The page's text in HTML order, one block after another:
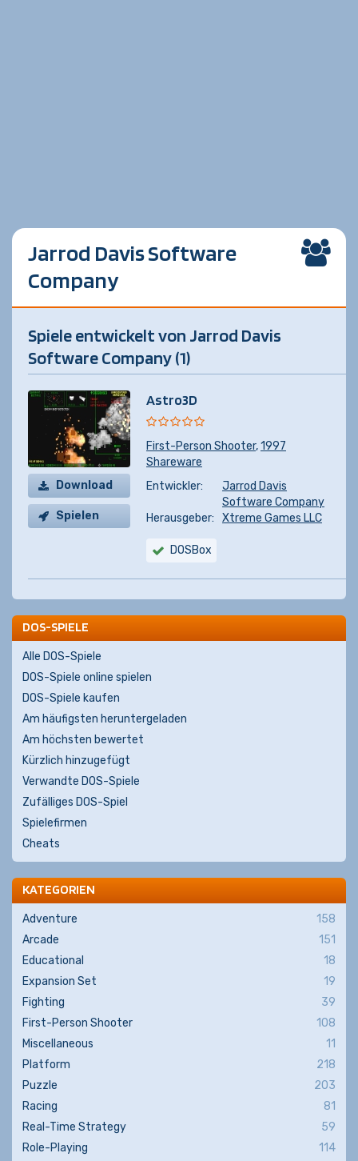
Jarrod Davis Software
Company
Spiele entwickelt von Jarrod Davis
Software Company (1)
Download
Spielen
Astro3D
First-Person Shooter,1997
Shareware
Entwickler:
Jarrod Davis
Software Company
Herausgeber:
Xtreme Games LLC
DOSBox
DOS-SPIELE
Alle DOS-Spiele
DOS-Spiele online spielen
DOS-Spiele kaufen
Am häufigsten heruntergeladen
Am höchsten bewertet
Kürzlich hinzugefügt
Verwandte DOS-Spiele
Zufälliges DOS-Spiel
Spielefirmen
Cheats
KATEGORIEN
Adventure
158
Arcade
151
Educational
18
Expansion Set
19
Fighting
39
First-Person Shooter
108
Miscellaneous
11
Platform
218
Puzzle
203
Racing
81
Real-Time Strategy
59
Role-Playing
114